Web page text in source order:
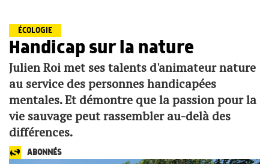
ÉCOLOGIE
Handicap sur la nature
Julien Roi met ses talents d'animateur nature
au service des personnes handicapées
mentales. Et démontre que la passion pour la
vie sauvage peut rassembler au-delà des
différences.
ABONNÉS